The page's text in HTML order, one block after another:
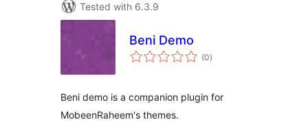
Tested with 6.3.9
Beni Demo
(0total
ratings
)
Beni demo is a companion plugin for
MobeenRaheem's themes.